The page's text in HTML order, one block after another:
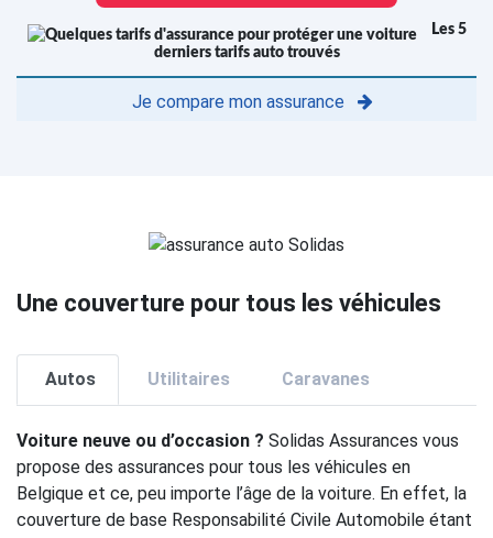
Les 5
derniers tarifs auto trouvés
Je compare mon assurance
Une couverture pour tous les véhicules
Autos Utilitaires Caravanes
Voiture neuve ou d’occasion ? Solidas Assurances vous
propose des assurances pour tous les véhicules en
Belgique et ce, peu importe l’âge de la voiture. En effet, la
couverture de base Responsabilité Civile Automobile étant